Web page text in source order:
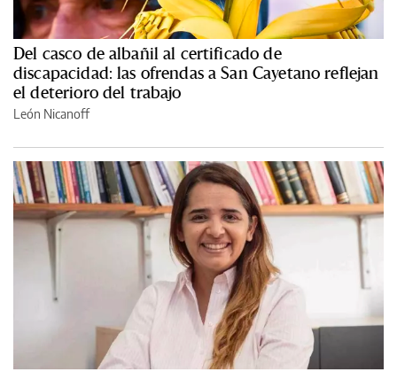
Del casco de albañil al certificado de
discapacidad: las ofrendas a San Cayetano reflejan
el deterioro del trabajo
León Nicanoff